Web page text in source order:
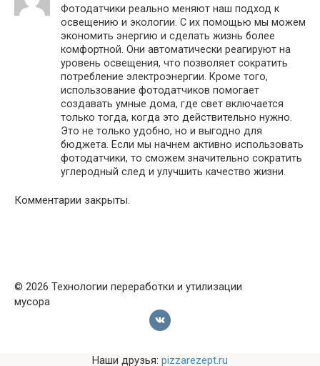
Фотодатчики реально меняют наш подход к
освещению и экологии. С их помощью мы можем
экономить энергию и сделать жизнь более
комфортной. Они автоматически реагируют на
уровень освещения, что позволяет сократить
потребление электроэнергии. Кроме того,
использование фотодатчиков помогает
создавать умные дома, где свет включается
только тогда, когда это действительно нужно.
Это не только удобно, но и выгодно для
бюджета. Если мы начнем активно использовать
фотодатчики, то сможем значительно сократить
углеродный след и улучшить качество жизни.
Комментарии закрыты.
© 2026 Технологии переработки и утилизации
мусора
Наши друзья: pizzarezept.ru